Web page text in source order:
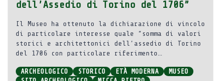
dell’Assedio di Torino del 1706”
Il Museo ha ottenuto la dichiarazione di vincolo
di particolare interesse quale “somma di valori
storici e architettonici dell’assedio di Torino
del 1706 con particolare riferimento
sviluppo della rete sotterranea di Gallerie di
ARCHEOLOGICO STORICO ETÀ MODERNA
MUSEO